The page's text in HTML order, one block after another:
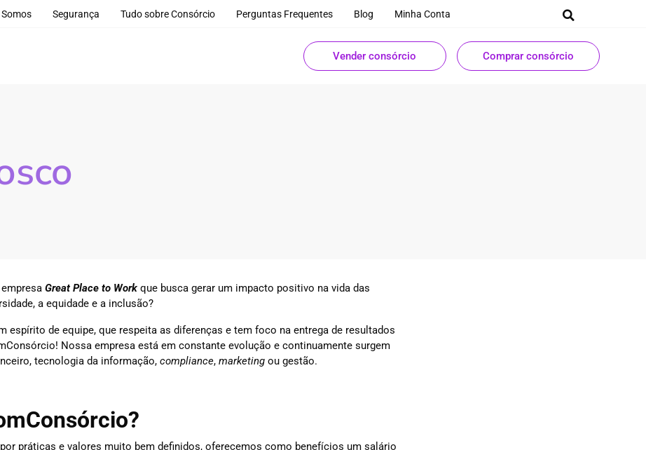
Segurança Tudo sobre Consórcio Perguntas Frequentes Blog Minha Conta
Vender consórcio Comprar consórcio
Great Place to Work que busca gerar um impacto positivo na vida das
a equidade e a inclusão?
espírito de equipe, que respeita as diferenças e tem foco na entrega de resultados
Nossa empresa está em constante evolução e continuamente surgem
tecnologia da informação, compliance, marketing ou gestão.
práticas e valores muito bem definidos, oferecemos como benefícios um salário